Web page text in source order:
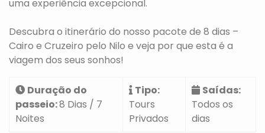
uma experiência excepcional.
Descubra o itinerário do nosso pacote de 8 dias –
Cairo e Cruzeiro pelo Nilo e veja por que esta é a
viagem dos seus sonhos!
Duração do
passeio:8 Dias / 7
Noites
Tipo:
Tours
Privados
Saídas:
Todos os
dias